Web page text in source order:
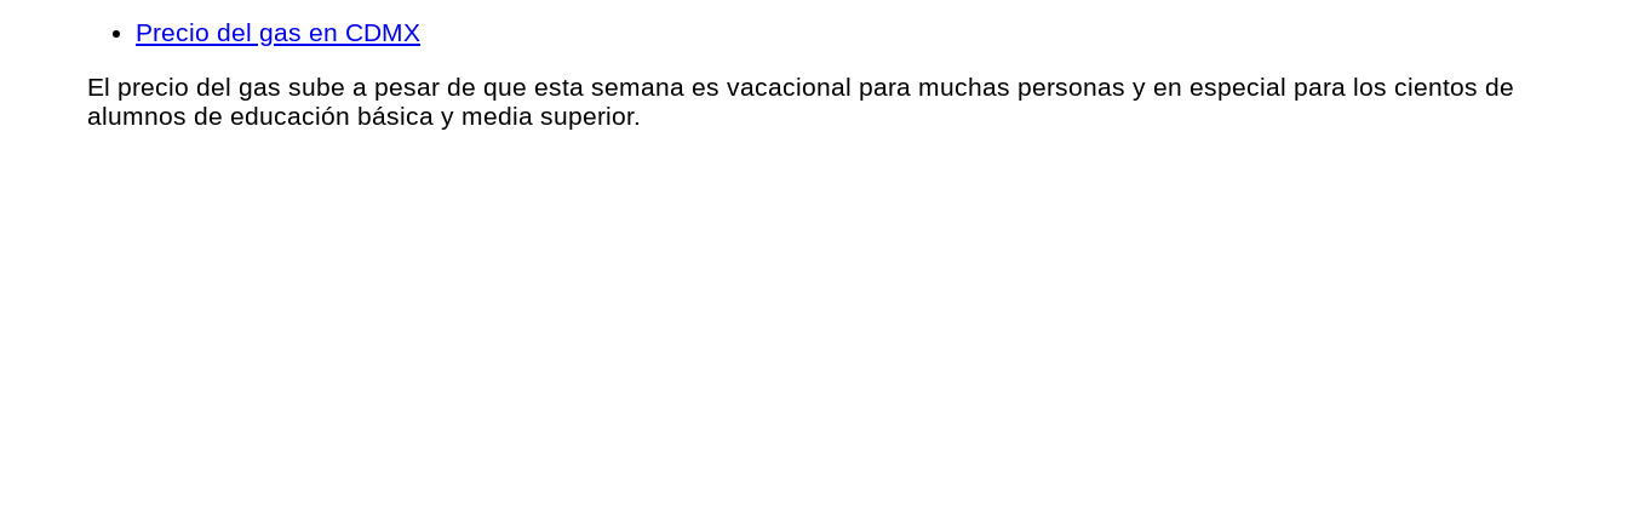
Precio del gas en CDMX
El precio del gas sube a pesar de que esta semana es vacacional para muchas personas y en especial para los cientos de
alumnos de educación básica y media superior.